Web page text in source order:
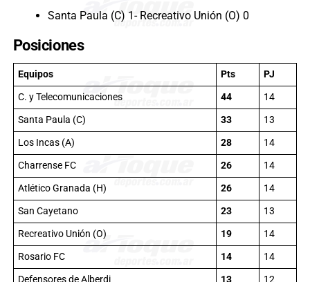
Santa Paula (C) 1- Recreativo Unión (O) 0
Posiciones
Equipos Pts
PJ
C. y Telecomunicaciones
44
14
Santa Paula (C)
33
13
Los Incas (A)
28
14
Charrense FC
26
14
Atlético Granada (H)
26
14
San Cayetano
23
13
Recreativo Unión (O)
19
14
Rosario FC
14
14